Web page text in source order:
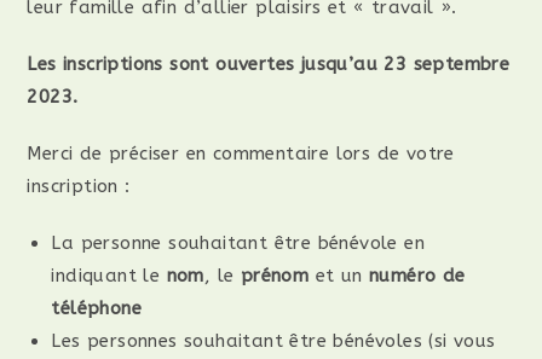
leur famille afin d’allier plaisirs et « travail ».
Les inscriptions sont ouvertes jusqu’au 23 septembre
2023.
Merci de préciser en commentaire lors de votre
inscription :
La personne souhaitant être bénévole en
indiquant le nom, le prénom et unnuméro de
téléphone
Les personnes souhaitant être bénévoles (si vous